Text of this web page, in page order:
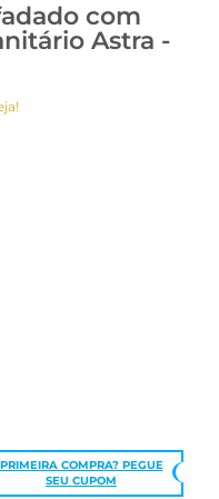
com
Astra -
PRIMEIRA COMPRA? PEGUE
SEU CUPOM